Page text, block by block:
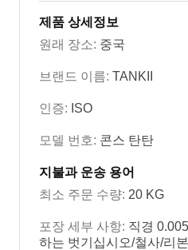
제품 상세정보
원래 장소: 중국
브랜드 이름: TANKII
인증: ISO
모델 번호: 콘스 탄탄
지불과 운송 용어
최소 주문 수량: 20 KG
포장 세부 사항: 직경
하는 벗기십시오/철사/리본